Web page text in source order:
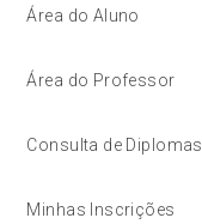
Área do Aluno
Área do Professor
Consulta de Diplomas
Minhas Inscrições